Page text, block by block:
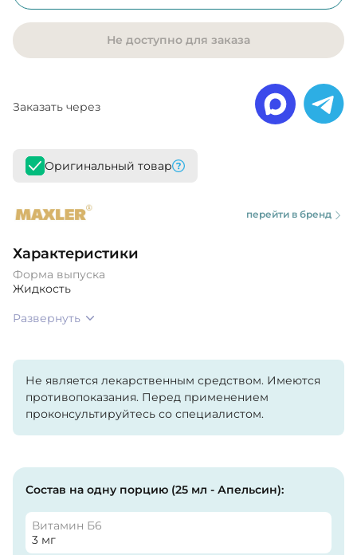
Не доступно для заказа
Заказать через
Оригинальный товар
перейти в бренд
Характеристики
Форма выпуска
Жидкость
Развернуть
Не является лекарственным средством. Имеются
противопоказания. Перед применением
проконсультируйтесь со специалистом.
Состав на одну порцию (25 мл - Апельсин):
Витамин Б6
3 мг